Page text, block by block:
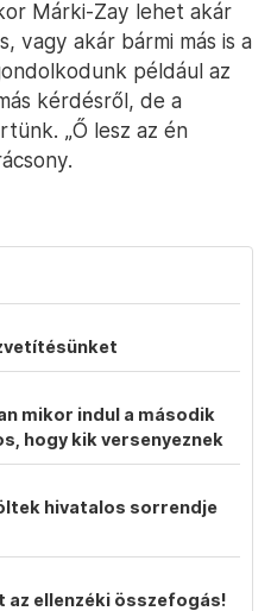
Márki-Zay lehet akár
vagy akár bármi más is a
például az
kérdésről, de a
„Ő lesz az én
mikor indul a második
hogy kik versenyeznek
hivatalos sorrendje
ellenzéki összefogás!